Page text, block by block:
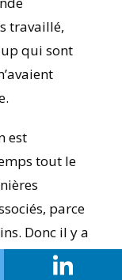
travaillé,
qui sont
est
tout le
parce
Donc il y a